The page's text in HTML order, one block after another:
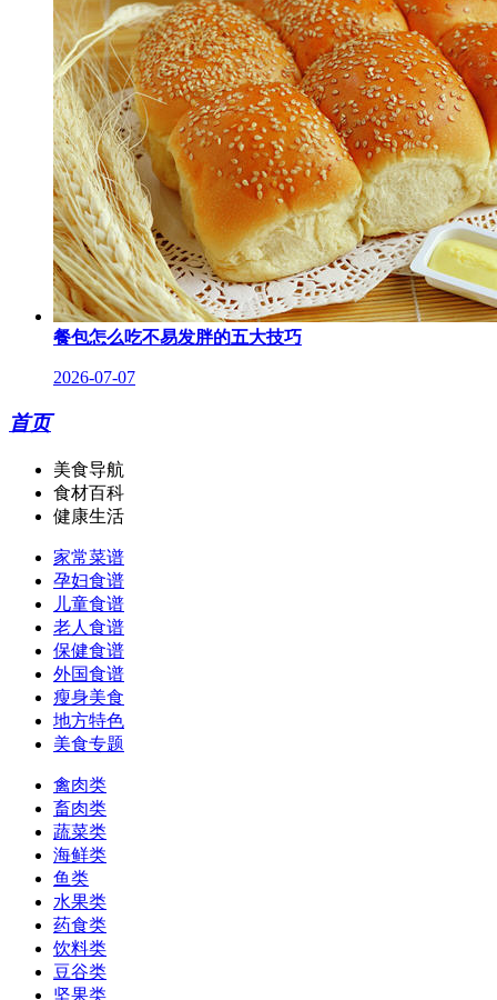
餐包怎么吃不易发胖的五大技巧
2026-07-07
首页
美食导航
食材百科
健康生活
家常菜谱
孕妇食谱
儿童食谱
老人食谱
保健食谱
外国食谱
瘦身美食
地方特色
美食专题
禽肉类
畜肉类
蔬菜类
海鲜类
鱼类
水果类
药食类
饮料类
豆谷类
坚果类